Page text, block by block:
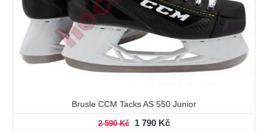
Brusle CCM Tacks AS 550 Junior
2 590 Kč 1 790 Kč